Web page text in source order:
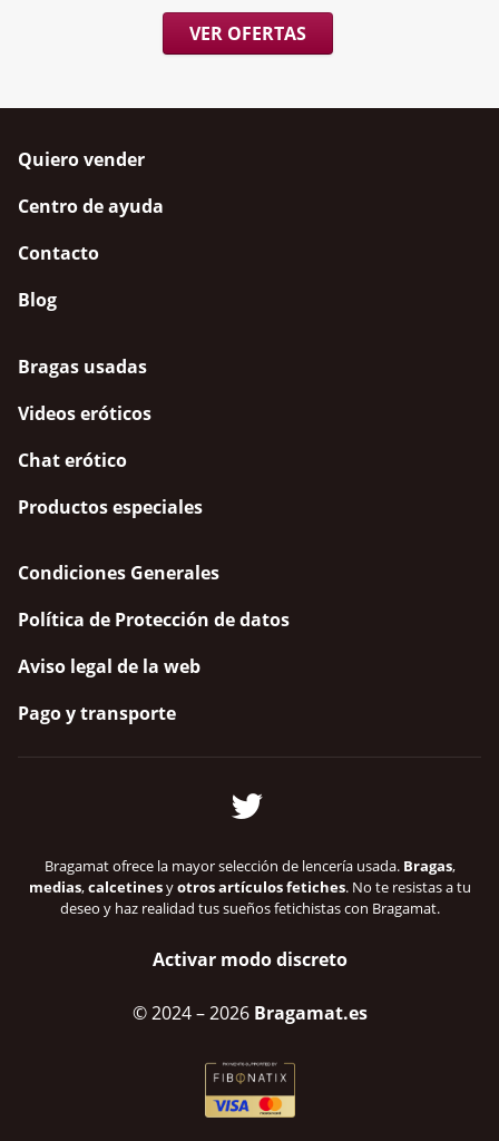
VER OFERTAS
Quiero vender
Centro de ayuda
Contacto
Blog
Bragas usadas
Videos eróticos
Chat erótico
Productos especiales
Condiciones Generales
Política de Protección de datos
Aviso legal de la web
Pago y transporte
Bragamat ofrece la mayor selección de lencería usada. Bragas,
medias,calcetinesyotros artículos fetiches. No te resistas a tu
deseo y haz realidad tus sueños fetichistas con Bragamat.
Activar modo discreto
© 2024– 2026 Bragamat.es